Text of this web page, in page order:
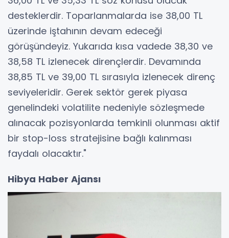
desteklerdir. Toparlanmalarda ise 38,00 TL
üzerinde iştahının devam edeceği
görüşündeyiz. Yukarıda kısa vadede 38,30 ve
38,58 TL izlenecek dirençlerdir. Devamında
38,85 TL ve 39,00 TL sırasıyla izlenecek direnç
seviyeleridir. Gerek sektör gerek piyasa
genelindeki volatilite nedeniyle sözleşmede
alınacak pozisyonlarda temkinli olunması aktif
bir stop-loss stratejisine bağlı kalınması
faydalı olacaktır."
Hibya Haber Ajansı